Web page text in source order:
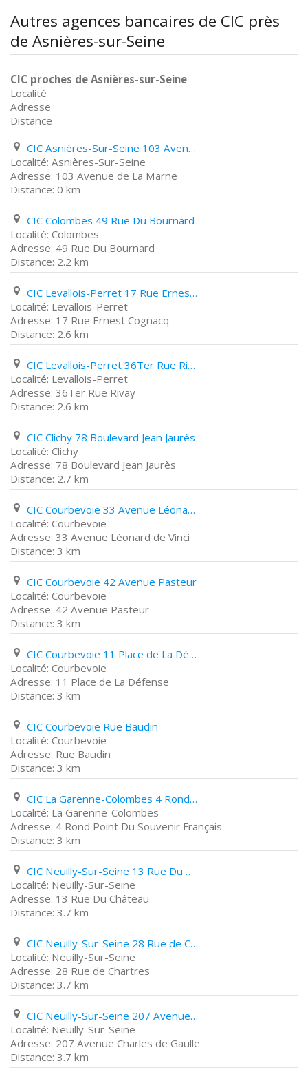
Autres agences bancaires de CIC près
de Asnières-sur-Seine
CIC proches de Asnières-sur-Seine
Localité
Adresse
Distance
CIC Asnières-Sur-Seine 103 Avenue de La Marne
Asnières-Sur-Seine
103 Avenue de La Marne
0 km
CIC Colombes 49 Rue Du Bournard
Colombes
49 Rue Du Bournard
2.2 km
CIC Levallois-Perret 17 Rue Ernest Cognacq
Levallois-Perret
17 Rue Ernest Cognacq
2.6 km
CIC Levallois-Perret 36Ter Rue Rivay
Levallois-Perret
36Ter Rue Rivay
2.6 km
CIC Clichy 78 Boulevard Jean Jaurès
Clichy
78 Boulevard Jean Jaurès
2.7 km
CIC Courbevoie 33 Avenue Léonard de Vinci
Courbevoie
33 Avenue Léonard de Vinci
3 km
CIC Courbevoie 42 Avenue Pasteur
Courbevoie
42 Avenue Pasteur
3 km
CIC Courbevoie 11 Place de La Défense
Courbevoie
11 Place de La Défense
3 km
CIC Courbevoie Rue Baudin
Courbevoie
Rue Baudin
3 km
CIC La Garenne-Colombes 4 Rond Point Du Souvenir Français
La Garenne-Colombes
4 Rond Point Du Souvenir Français
3 km
CIC Neuilly-Sur-Seine 13 Rue Du Château
Neuilly-Sur-Seine
13 Rue Du Château
3.7 km
CIC Neuilly-Sur-Seine 28 Rue de Chartres
Neuilly-Sur-Seine
28 Rue de Chartres
3.7 km
CIC Neuilly-Sur-Seine 207 Avenue Charles de Gaulle
Neuilly-Sur-Seine
207 Avenue Charles de Gaulle
3.7 km